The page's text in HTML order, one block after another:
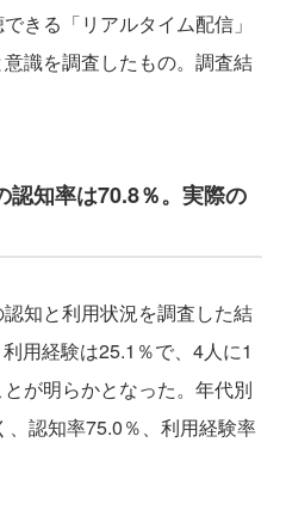
きる「リアルタイム配信」
識を調査したもの。調査結
認知率は70.8％。実際の
知と利用状況を調査した結
用経験は25.1％で、4人に1
が明らかとなった。年代別
認知率75.0％、利用経験率